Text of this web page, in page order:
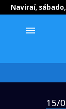
Naviraí,
menu
15/